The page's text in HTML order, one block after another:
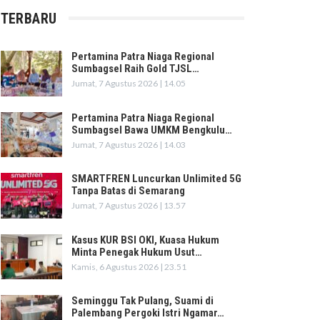
TERBARU
Pertamina Patra Niaga Regional
Sumbagsel Raih Gold TJSL…
Jumat, 7 Agustus 2026 | 14.05
Pertamina Patra Niaga Regional
Sumbagsel Bawa UMKM Bengkulu…
Jumat, 7 Agustus 2026 | 14.03
SMARTFREN Luncurkan Unlimited 5G
Tanpa Batas di Semarang
Jumat, 7 Agustus 2026 | 13.57
Kasus KUR BSI OKI, Kuasa Hukum
Minta Penegak Hukum Usut…
Kamis, 6 Agustus 2026 | 23.51
Seminggu Tak Pulang, Suami di
Palembang Pergoki Istri Ngamar…